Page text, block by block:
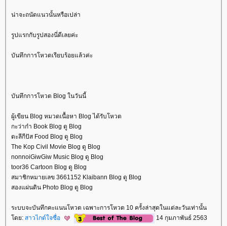
น่าจะถนัดแนวนั้นหรือเปล่า
รูปแรกกับรูปสองนี่ดีเลยค่ะ
บันทึกการโหวตเรียบร้อยแล้วค่ะ
บันทึกการโหวต Blog ในวันนี้
ผู้เขียน Blog หมวดเนื้อหา Blog ได้รับโหวต
กะว่าก๋า Book Blog ดู Blog
ตะลีกีปัส Food Blog ดู Blog
The Kop Civil Movie Blog ดู Blog
nonnoiGiwGiw Music Blog ดู Blog
toor36 Cartoon Blog ดู Blog
สมาชิกหมายเลข 3661152 Klaibann Blog ดู Blog
สองแผ่นดิน Photo Blog ดู Blog
ระบบจะบันทึกคะแนนโหวต เฉพาะการโหวต 10 ครั้งล่าสุดในแต่ละวันเท่านั้น
ดย: สาวไกด์ใจซื่อ
14 กุมภาพันธ์ 2563